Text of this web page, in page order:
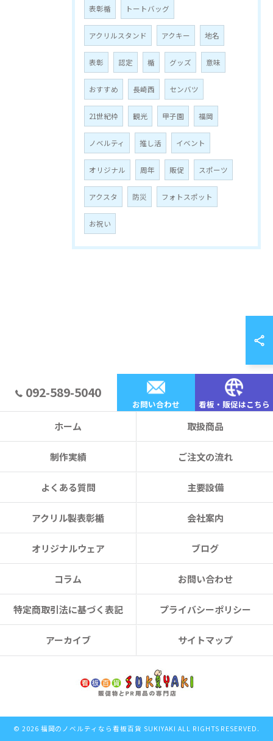
表彰楯 トートバッグ
アクリルスタンド アクキー 地名
表彰 認定 楯 グッズ 意味
おすすめ 長崎西 センバツ
21世紀枠 観光 甲子園 福岡
ノベルティ 推し活 イベント
オリジナル 周年 販促 スポーツ
アクスタ 防災 フォトスポット
お祝い
092-589-5040
お問い合わせ 看板・販促はこちら
ホーム 取扱商品
制作実績 ご注文の流れ
よくある質問 主要設備
アクリル製表彰楯 会社案内
オリジナルウェア ブログ
コラム お問い合わせ
特定商取引法に基づく表記 プライバシーポリシー
アーカイブ サイトマップ
© 2026 福岡のノベルティなら看板百貨 SUKIYAKI ALL RIGHTS RESERVED.